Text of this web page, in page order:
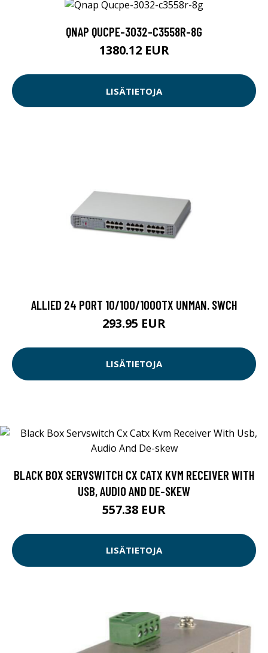
QNAP QUCPE-3032-C3558R-8G
1380.12 EUR
LISÄTIETOJA
ALLIED 24 PORT 10/100/1000TX UNMAN. SWCH
293.95 EUR
LISÄTIETOJA
BLACK BOX SERVSWITCH CX CATX KVM RECEIVER WITH
USB, AUDIO AND DE-SKEW
557.38 EUR
LISÄTIETOJA